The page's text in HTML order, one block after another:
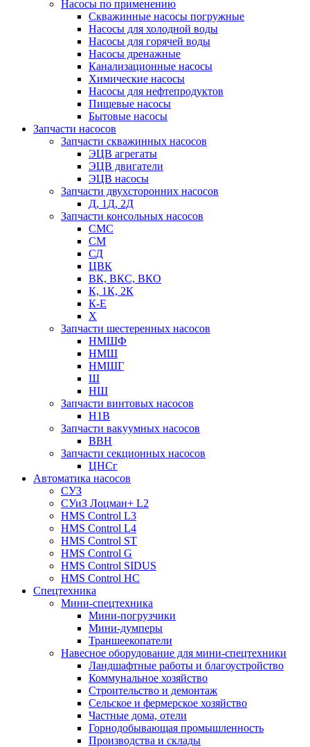
Насосы по применению
Скважинные насосы погружные
Насосы для холодной воды
Насосы для горячей воды
Насосы дренажные
Канализационные насосы
Химические насосы
Насосы для нефтепродуктов
Пищевые насосы
Бытовые насосы
Запчасти насосов
Запчасти скважинных насосов
ЭЦВ агрегаты
ЭЦВ двигатели
ЭЦВ насосы
Запчасти двухсторонних насосов
Д, 1Д, 2Д
Запчасти консольных насосов
СМС
СМ
СД
ЦВК
ВК, ВКС, ВКО
К, 1К, 2К
К-Е
Х
Запчасти шестеренных насосов
НМШФ
НМШ
НМШГ
Ш
НШ
Запчасти винтовых насосов
Н1В
Запчасти вакуумных насосов
ВВН
Запчасти секционных насосов
ЦНСг
Автоматика насосов
СУЗ
СУиЗ Лоцман+ L2
HMS Control L3
HMS Control L4
HMS Control ST
HMS Control G
HMS Control SIDUS
HMS Control HC
Спецтехника
Мини-спецтехника
Мини-погрузчики
Мини-думперы
Траншеекопатели
Навесное оборудование для мини-спецтехники
Ландшафтные работы и благоустройство
Коммунальное хозяйство
Строительство и демонтаж
Сельское и фермерское хозяйство
Частные дома, отели
Горнодобывающая промышленность
Производства и склады